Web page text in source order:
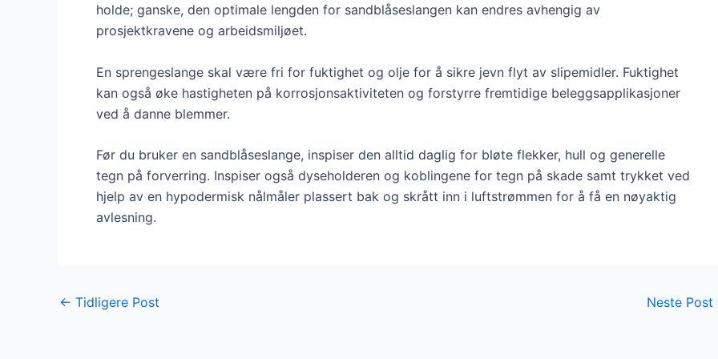
holde; ganske, den optimale lengden for sandblåseslangen kan endres avhengig av
prosjektkravene og arbeidsmiljøet.
En sprengeslange skal være fri for fuktighet og olje for å sikre jevn flyt av slipemidler. Fuktighet
kan også øke hastigheten på korrosjonsaktiviteten og forstyrre fremtidige beleggsapplikasjoner
ved å danne blemmer.
Før du bruker en sandblåseslange, inspiser den alltid daglig for bløte flekker, hull og generelle
tegn på forverring. Inspiser også dyseholderen og koblingene for tegn på skade samt trykket ved
hjelp av en hypodermisk nålmåler plassert bak og skrått inn i luftstrømmen for å få en nøyaktig
avlesning.
Postnavigering
← Tidligere Post Neste Post